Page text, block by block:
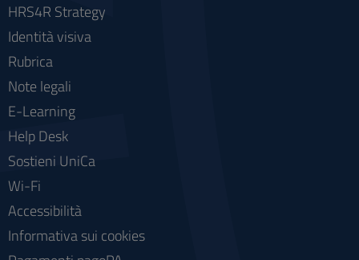
HRS4R Strategy
Identità visiva
Rubrica
Note legali
E-Learning
Help Desk
Sostieni UniCa
Wi-Fi
Accessibilità
Informativa sui cookies